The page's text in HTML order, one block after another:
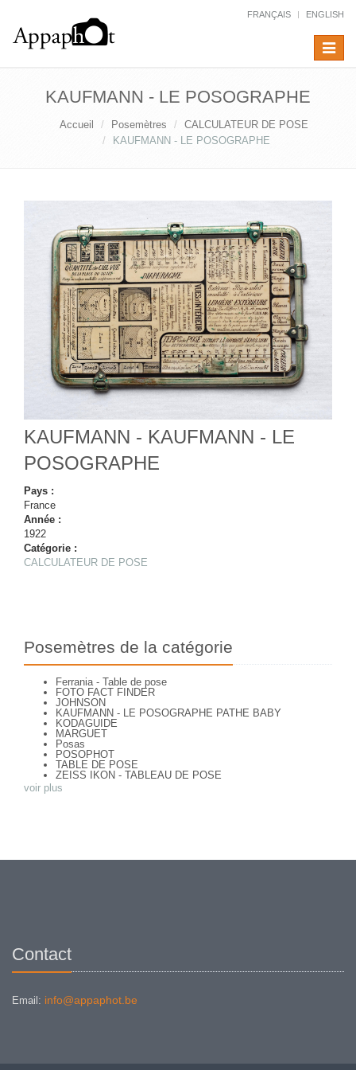
FRANÇAIS ENGLISH
Toggle
KAUFMANN - LE POSOGRAPHE
Accueil Posemètres
CALCULATEUR DE POSE
KAUFMANN - LE POSOGRAPHE
KAUFMANN - KAUFMANN - LE
POSOGRAPHE
Pays :
France
Année :
1922
Catégorie :
CALCULATEUR DE POSE
Posemètres de la catégorie
Ferrania - Table de pose
FOTO FACT FINDER
JOHNSON
KAUFMANN - LE POSOGRAPHE PATHE BABY
KODAGUIDE
MARGUET
Posas
POSOPHOT
TABLE DE POSE
ZEISS IKON - TABLEAU DE POSE
voir plus
Contact
Email: info@appaphot.be